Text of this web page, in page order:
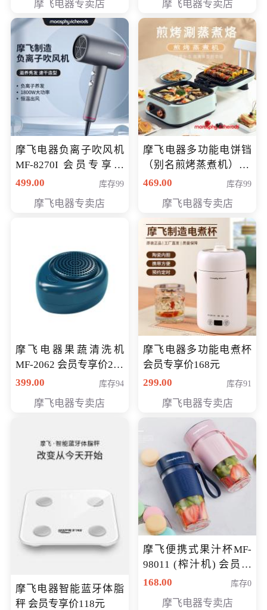
摩飞电器专卖店 摩飞电器专卖店
摩飞电器负离子吹风机
MF-8270I 会员专享价
369元
499.00 库存99
摩飞电器专卖店
摩飞电器多功能电饼铛
（别名煎烤蒸煮机） 型
号MF-8888B 会员专享
469.00 库存99
摩飞电器专卖店
摩飞电器果蔬清洗机
MF-2062 会员专享价268
元
399.00 库存94
摩飞电器专卖店
摩飞电器多功能电煮杯
会员专享价168元
299.00
库存91
摩飞电器专卖店
摩飞电器智能蓝牙体脂
秤 会员专享价118元
摩飞便携式果汁杯MF-
98011 (榨汁机) 会员专
享价138元
168.00 库存0
摩飞电器专卖店